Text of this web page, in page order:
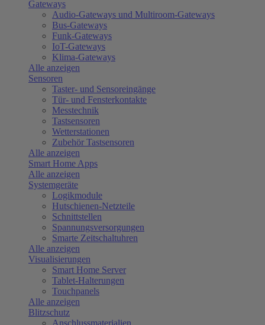
Gateways
Audio-Gateways und Multiroom-Gateways
Bus-Gateways
Funk-Gateways
IoT-Gateways
Klima-Gateways
Alle anzeigen
Sensoren
Taster- und Sensoreingänge
Tür- und Fensterkontakte
Messtechnik
Tastsensoren
Wetterstationen
Zubehör Tastsensoren
Alle anzeigen
Smart Home Apps
Alle anzeigen
Systemgeräte
Logikmodule
Hutschienen-Netzteile
Schnittstellen
Spannungsversorgungen
Smarte Zeitschaltuhren
Alle anzeigen
Visualisierungen
Smart Home Server
Tablet-Halterungen
Touchpanels
Alle anzeigen
Blitzschutz